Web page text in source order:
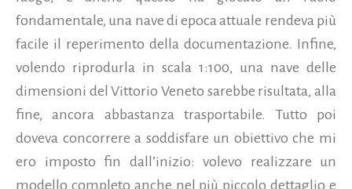
fondamentale, una nave di epoca attuale rendeva più
facile il reperimento della documentazione. Infine,
volendo riprodurla in scala 1:100, una nave delle
dimensioni del Vittorio Veneto sarebbe risultata, alla
fine, ancora abbastanza trasportabile. Tutto poi
doveva concorrere a soddisfare un obiettivo che mi
ero imposto fin dall’inizio: volevo realizzare un
modello completo anche nel più piccolo dettaglio e